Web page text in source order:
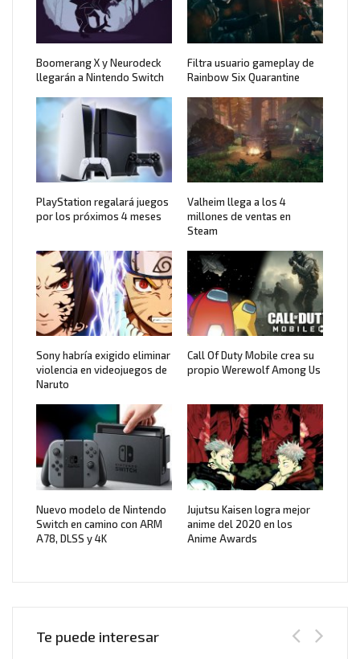
Boomerang X y Neurodeck
llegarán a Nintendo Switch
Filtra usuario gameplay de
Rainbow Six Quarantine
PlayStation regalará juegos
por los próximos 4 meses
Valheim llega a los 4
millones de ventas en
Steam
Sony habría exigido eliminar
violencia en videojuegos de
Naruto
Call Of Duty Mobile crea su
propio Werewolf Among Us
Nuevo modelo de Nintendo
Switch en camino con ARM
A78, DLSS y 4K
Jujutsu Kaisen logra mejor
anime del 2020 en los
Anime Awards
Te puede interesar